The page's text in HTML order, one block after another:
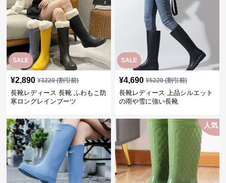
SALE
¥2,890 ¥3220(割引前)
長靴レディース 長靴 ふわもこ防
寒ロングレインブーツ
SALE
¥4,690 ¥5220(割引前)
長靴レディース 上品シルエット
の雨や雪に強い長靴
人気